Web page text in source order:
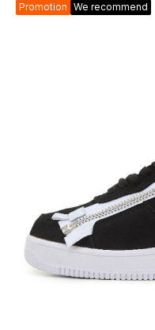
Promotion We recommend